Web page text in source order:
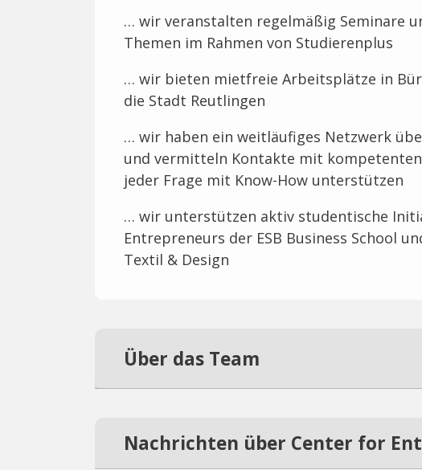
… wir veranstalten regelmäßig Seminare
Themen im Rahmen von Studierenplus
… wir bieten mietfreie Arbeitsplätze in
die Stadt Reutlingen
… wir haben ein weitläufiges Netzwerk
und vermitteln Kontakte mit
jeder Frage mit Know-How unterstützen
… wir unterstützen aktiv studentische
Entrepreneurs der ESB Business School
Textil & Design
Über das Team
Nachrichten über Center for